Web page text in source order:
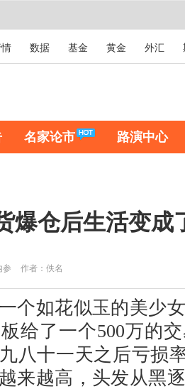
数据 基金 黄金 外汇
名家论市 路演中心
爆仓后生活变成
参 作者：佚名
如花似玉的美少女
给了一个500万的
八十一天之后亏损
来越高，头发从黑